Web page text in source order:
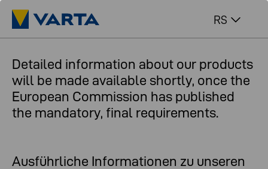
RS
Detailed information about our products
will be made available shortly, once the
European Commission has published
the mandatory, final requirements.
Ausführliche Informationen zu unseren